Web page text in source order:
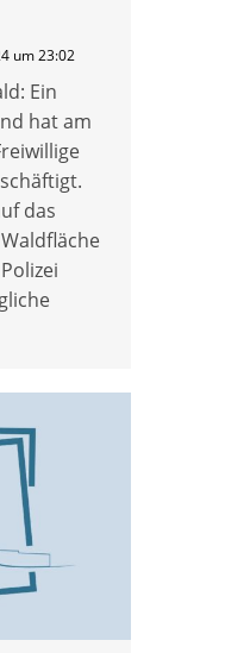
um 23:02
Ein
hat am
das